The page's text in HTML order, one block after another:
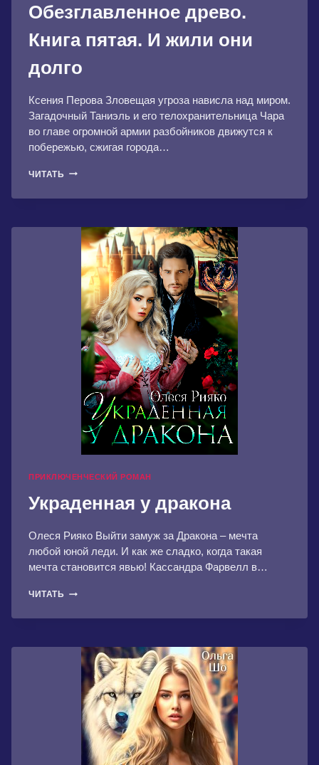
Обезглавленное древо.
Книга пятая. И жили они
долго
Ксения Перова Зловещая угроза нависла над миром.
Загадочный Таниэль и его телохранительница Чара
во главе огромной армии разбойников движутся к
побережью, сжигая города…
ЧИТАТЬ ОБЕЗГЛАВЛЕННОЕ
КНИГА
ЖИЛИ
ОНИ
ДОЛГО
ПРИКЛЮЧЕНЧЕСКИЙ РОМАН
Украденная у дракона
Олеся Рияко Выйти замуж за Дракона – мечта
любой юной леди. И как же сладко, когда такая
мечта становится явью! Кассандра Фарвелл в…
ЧИТАТЬ УКРАДЕННАЯ
ДРАКОНА